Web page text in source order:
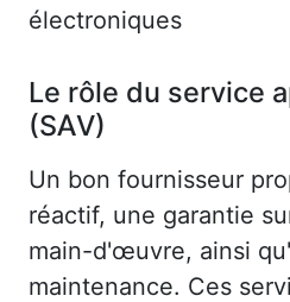
électroniques
Le rôle du service
(SAV)
Un bon fournisseur
réactif, une garantie
main-d'œuvre, ainsi
maintenance. Ces